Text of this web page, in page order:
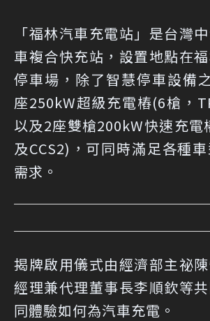
「福林汽車充電站」是台灣
車複合快充站，設置地點在
停車場，除了智慧停車設備
座250kW超級充電樁(6槍，
以及2座雙槍200kW快速充電
及CCS2)，可同時滿足各種
需求。
揭牌啟用儀式由經濟部主祕
經理兼代理董事長李順欽等
同體驗如何為汽車充電。